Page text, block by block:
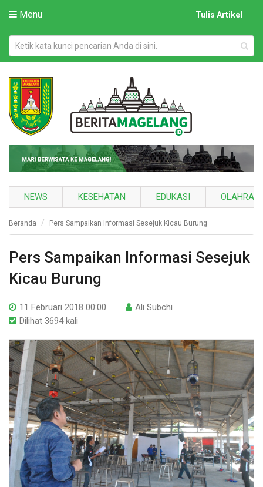
Menu Tulis Artikel
NEWS KESEHATAN EDUKASI
Beranda Pers Sampaikan Informasi Sesejuk Kicau Burung
Pers Sampaikan Informasi Sesejuk
Kicau Burung
11 Februari 2018 00:00
Ali Subchi
Dilihat 3694 kali